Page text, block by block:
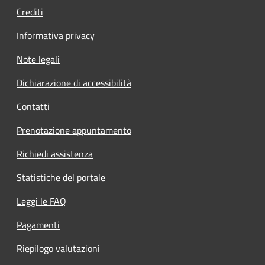
Crediti
Informativa privacy
Note legali
Dichiarazione di accessibilità
Contatti
Prenotazione appuntamento
Richiedi assistenza
Statistiche del portale
Leggi le FAQ
Pagamenti
Riepilogo valutazioni